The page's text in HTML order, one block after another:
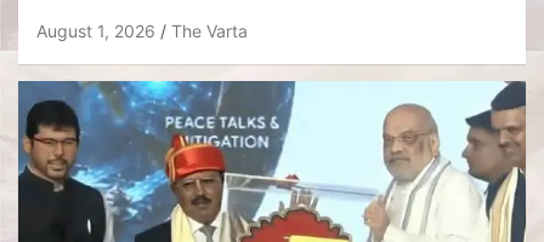
August 1, 2026 The Varta